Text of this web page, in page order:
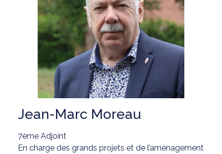
Jean-Marc Moreau
7ème Adjoint
En charge des grands projets et de l’aménagement